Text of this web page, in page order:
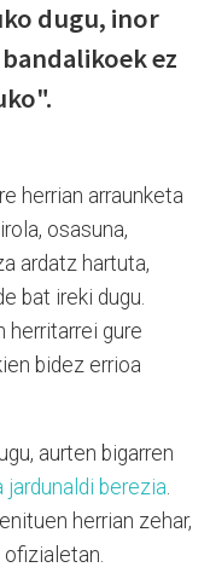
dugu, inor
ez
herrian arraunketa
osasuna,
ardatz hartuta,
bat ireki dugu.
herritarrei gure
bidez errioa
aurten bigarren
berezia.
herrian zehar,
ofizialetan.